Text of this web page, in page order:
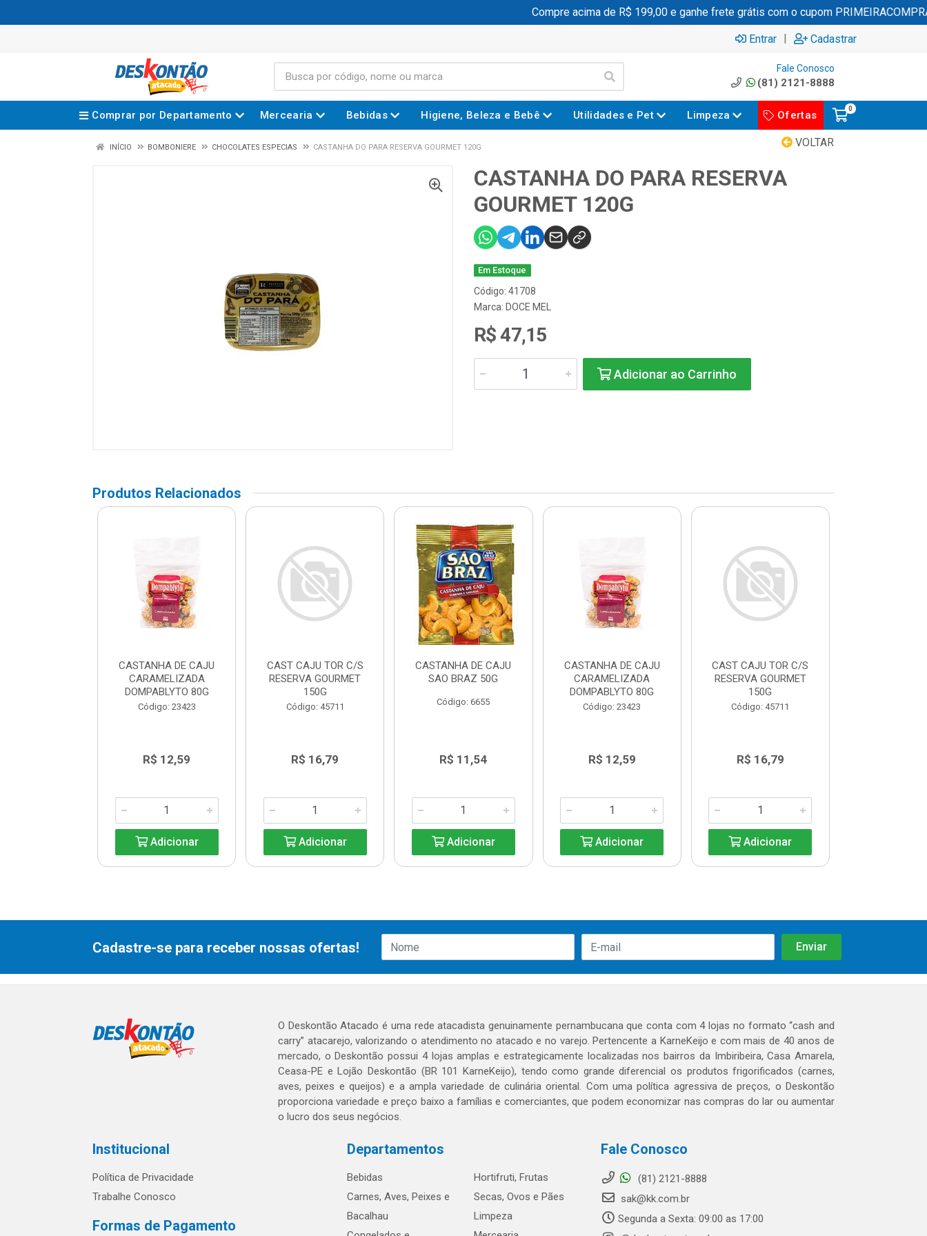
Compre acima de R$ 199,00 e ganhe frete grátis com o cupom PRIMEIRACOMPRA
Entrar | Cadastrar
Fale Conosco
(81) 2121-8888
Comprar por Departamento Mercearia Bebidas Higiene, Beleza e Bebê Utilidades e Pet Limpeza Ofertas
0
VOLTAR
INÍCIO BOMBONIERE CHOCOLATES ESPECIAS CASTANHA DO PARA RESERVA GOURMET 120G
CASTANHA DO PARA RESERVA
GOURMET 120G
Em Estoque
Código: 41708
Marca: DOCE MEL
R$ 47,15
Adicionar ao Carrinho
Produtos Relacionados
CASTANHA DE CAJU
CARAMELIZADA
DOMPABLYTO 80G
Código: 23423
R$ 12,59
Adicionar
CAST CAJU TOR C/S
RESERVA GOURMET
150G
Código: 45711
R$ 16,79
Adicionar
CASTANHA DE CAJU
SAO BRAZ 50G
Código: 6655
R$ 11,54
Adicionar
CASTANHA DE CAJU
CARAMELIZADA
DOMPABLYTO 80G
Código: 23423
R$ 12,59
Adicionar
CAST CAJU TOR C/S
RESERVA GOURMET
150G
Código: 45711
R$ 16,79
Adicionar
Cadastre-se para receber nossas ofertas!
O Deskontão Atacado é uma rede atacadista genuinamente pernambucana que conta com 4 lojas no formato “cash and
carry” atacarejo, valorizando o atendimento no atacado e no varejo. Pertencente a KarneKeijo e com mais de 40 anos de
mercado, o Deskontão possui 4 lojas amplas e estrategicamente localizadas nos bairros da Imbiribeira, Casa Amarela,
Ceasa-PE e Lojão Deskontão (BR 101 KarneKeijo), tendo como grande diferencial os produtos frigorificados (carnes,
aves, peixes e queijos) e a ampla variedade de culinária oriental. Com uma política agressiva de preços, o Deskontão
proporciona variedade e preço baixo a famílias e comerciantes, que podem economizar nas compras do lar ou aumentar
o lucro dos seus negócios.
Institucional
Política de Privacidade
Trabalhe Conosco
Formas de Pagamento
Departamentos
Bebidas
Carnes, Aves, Peixes e
Bacalhau
Hortifruti, Frutas
Secas, Ovos e Pães
Limpeza
Fale Conosco
(81) 2121-8888
sak@kk.com.br
Segunda a Sexta: 09:00 as 17:00